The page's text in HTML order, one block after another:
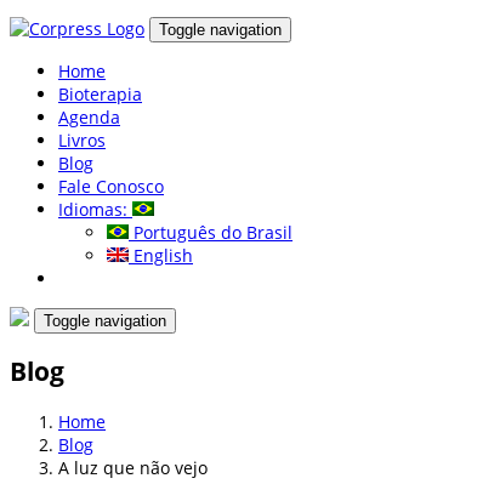
Toggle navigation
Home
Bioterapia
Agenda
Livros
Blog
Fale Conosco
Idiomas:
Português do Brasil
English
Toggle navigation
Blog
Home
Blog
A luz que não vejo